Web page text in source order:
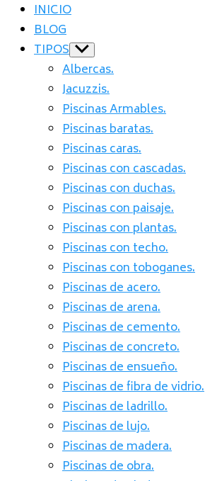
INICIO
BLOG
TIPOS Show
sub
menu
Albercas.
Jacuzzis.
Piscinas Armables.
Piscinas baratas.
Piscinas caras.
Piscinas con cascadas.
Piscinas con duchas.
Piscinas con paisaje.
Piscinas con plantas.
Piscinas con techo.
Piscinas con toboganes.
Piscinas de acero.
Piscinas de arena.
Piscinas de cemento.
Piscinas de concreto.
Piscinas de ensueño.
Piscinas de fibra de vidrio.
Piscinas de ladrillo.
Piscinas de lujo.
Piscinas de madera.
Piscinas de obra.